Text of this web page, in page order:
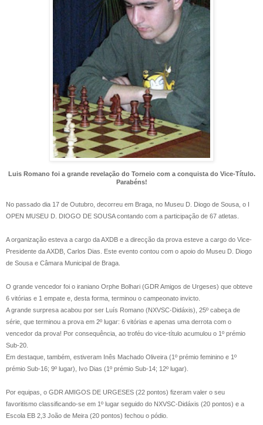
Luis Romano foi a grande revelação do Torneio com a conquista do Vice-Título.
Parabéns!
No passado dia 17 de Outubro, decorreu em Braga, no Museu D. Diogo de Sousa, o I
OPEN MUSEU D. DIOGO DE SOUSA contando com a participação de 67 atletas.
A organização esteva a cargo da AXDB e a direcção da prova esteve a cargo do Vice-
Presidente da AXDB, Carlos Dias. Este evento contou com o apoio do Museu D. Diogo
de Sousa e Câmara Municipal de Braga.
O grande vencedor foi o iraniano Orphe Bolhari (GDR Amigos de Urgeses) que obteve
6 vitórias e 1 empate e, desta forma, terminou o campeonato invicto.
A grande surpresa acabou por ser Luís Romano (NXVSC-Didáxis), 25º cabeça de
série, que terminou a prova em 2º lugar: 6 vitórias e apenas uma derrota com o
vencedor da prova! Por consequência, ao troféu do vice-título acumulou o 1º prémio
Sub-20.
Em destaque, também, estiveram Inês Machado Oliveira (1º prémio feminino e 1º
prémio Sub-16; 9º lugar), Ivo Dias (1º prémio Sub-14; 12º lugar).
Por equipas, o GDR AMIGOS DE URGESES (22 pontos) fizeram valer o seu
favoritismo classificando-se em 1º lugar seguido do NXVSC-Didáxis (20 pontos) e a
Escola EB 2,3 João de Meira (20 pontos) fechou o pódio.